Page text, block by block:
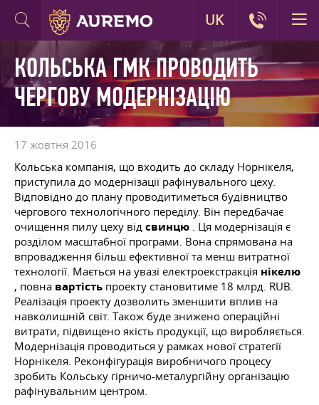
КОЛЬСЬКА ГМК ПРОВОДИТЬ
ЧЕРГОВУ МОДЕРНІЗАЦІЮ
17 жовтня 2016
Кольська компанія, що входить до складу Норнікеля,
приступила до модернізації рафінувального цеху.
Відповідно до плану проводитиметься будівництво
чергового технологічного переділу. Він передбачає
очищення пилу цеху від свинцю . Ця модернізація є
розділом масштабної програми. Вона спрямована на
впровадження більш ефективної та менш витратної
технології. Мається на увазі електроекстракція нікелю
, повна вартість проекту становитиме 18 млрд. RUB.
Реалізація проекту дозволить зменшити вплив на
навколишній світ. Також буде знижено операційні
витрати, підвищено якість продукції, що виробляється.
Модернізація проводиться у рамках нової стратегії
Норнікеля. Реконфігурація виробничого процесу
зробить Кольську гірничо-металургійну організацію
рафінувальним центром.
UK